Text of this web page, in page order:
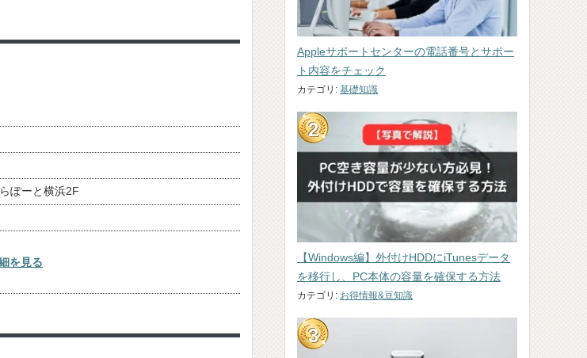
ぽーと横浜2F
を見る
Appleサポートセンターの電話番号とサポー
ト内容をチェック
カテゴリ: 基礎知識
【Windows編】外付けHDDにiTunesデータ
を移行し、PC本体の容量を確保する方法
カテゴリ: お得情報&豆知識